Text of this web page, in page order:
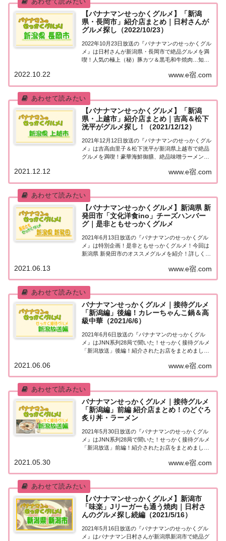
【バナナマンせっかくグルメ】「新潟
県・長岡市」紹介店まとめ｜日村さんが
グルメ探し（2022/10/23）
2022年10月23日放送の『バナナマンのせっかくグル
メ』は日村さんが新潟県・長岡市で絶品グルメを満
喫！人気の極上（秘）豚カツ＆黒毛和牛焼肉…知ら
ューミー定食屋さんでドカ食い！紹介されたお店を
www.e宿.com
2022.10.22
【バナナマンせっかくグルメ】「新潟
県・上越市」紹介店まとめ｜吉高＆松下
洸平がグルメ探し！（2021/12/12）
2021年12月12日放送の『バナナマンのせっかくグル
メ』は吉高由里子＆松下洸平が新潟県上越市で絶品
グルメを満喫！豪華海鮮御膳、絶品味噌ラーメンな
ら！吉高由里子＆松下洸平「新潟県上越市」でグル
www.e宿.com
2021.12.12
【バナナマンせっかくグルメ】新潟県 新
発田市「文化洋食ino」チーズハンバー
グ｜是非ともせっかくグルメ
2021年6月13日放送の『バナナマンのせっかくグル
メ』は特別企画！是非ともせっかくグルメ！今回は
新潟県 新発田市のオススメグルメを紹介！詳しくは
特別企画！今まで番組がロケで訪れたことのない町
の方々限定で「是非とも日村さんに食べてほし...
www.e宿.com
2021.06.13
バナナマンせっかくグルメ｜接待グルメ
「新潟編」後編！カレーちゃんこ鍋＆高
級中華（2021/6/6）
2021年6月6日放送の『バナナマンのせっかくグル
メ』はJNN系列28局で聞いた！せっかく接待グルメ
「新潟放送」後編！紹介されたお店をまとめまし
送」後編JNN系列局のほとんどで地元グルメを紹介
する番組を放送中。であるならば…JNN系列...
www.e宿.com
2021.06.06
バナナマンせっかくグルメ｜接待グルメ
「新潟編」前編 紹介店まとめ！のどぐろ
炙り丼・ラーメン
2021年5月30日放送の『バナナマンのせっかくグル
メ』はJNN系列28局で聞いた！せっかく接待グルメ
「新潟放送」前編！紹介されたお店をまとめまし
送」前編JNN系列局のほとんどで地元グルメを紹介
する番組を放送中。であるならば…JNN系...
www.e宿.com
2021.05.30
【バナナマンせっかくグルメ】新潟市
「味楽」Jリーガーも通う焼肉｜日村さ
んのグルメ探し続編（2021/5/16）
2021年5月16日放送の『バナナマンのせっかくグル
メ』はバナナマン日村さんが新潟県新潟市で絶品グ